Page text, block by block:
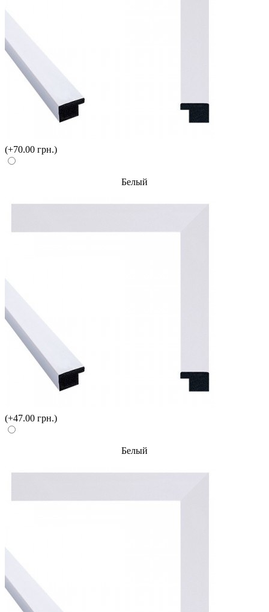
(+70.00 грн.)
Белый
(+47.00 грн.)
Белый